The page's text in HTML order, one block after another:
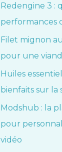
Redengine 3 :
performances
Filet mignon
pour une
Huiles
bienfaits sur la
Modshub : la
pour
vidéo